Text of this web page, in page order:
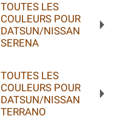
TOUTES LES
COULEURS POUR
DATSUN/NISSAN
SERENA
TOUTES LES
COULEURS POUR
DATSUN/NISSAN
TERRANO